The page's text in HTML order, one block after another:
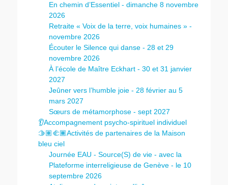
En chemin d’Essentiel - dimanche 8 novembre
2026
Retraite « Voix de la terre, voix humaines » -
novembre 2026
Écouter le Silence qui danse - 28 et 29
novembre 2026
À l’école de Maître Eckhart - 30 et 31 janvier
2027
Jeûner vers l’humble joie - 28 février au 5
mars 2027
Sœurs de métamorphose - sept 2027
👂Accompagnement psycho-spirituel individuel
🫱🏽‍🫲🏾Activités de partenaires de la Maison
bleu ciel
Journée EAU - Source(S) de vie - avec la
Plateforme interreligieuse de Genève - le 10
septembre 2026